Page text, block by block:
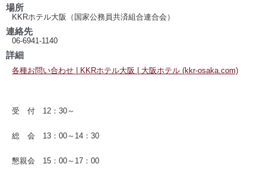
場所
KKRホテル大阪（国家公務員共済組合連合会）
連絡先
06-6941-1140
詳細
各種お問い合わせ | KKRホテル大阪 | 大阪ホテル (kkr-osaka.com)
受 付 12：30～
総 会 13：00～14：30
懇親会 15：00～17：00